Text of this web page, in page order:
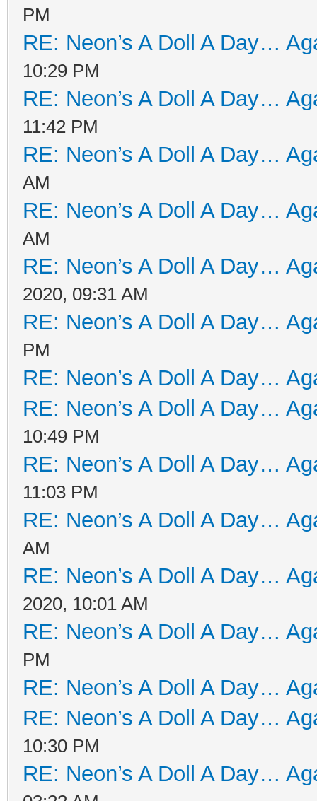
PM
RE: Neon’s A Doll A Day…
10:29 PM
RE: Neon’s A Doll A Day…
11:42 PM
RE: Neon’s A Doll A Day…
AM
RE: Neon’s A Doll A Day…
AM
RE: Neon’s A Doll A Day…
2020, 09:31 AM
RE: Neon’s A Doll A Day…
PM
RE: Neon’s A Doll A Day…
RE: Neon’s A Doll A Day…
10:49 PM
RE: Neon’s A Doll A Day…
11:03 PM
RE: Neon’s A Doll A Day…
AM
RE: Neon’s A Doll A Day…
2020, 10:01 AM
RE: Neon’s A Doll A Day…
PM
RE: Neon’s A Doll A Day…
RE: Neon’s A Doll A Day…
10:30 PM
RE: Neon’s A Doll A Day…